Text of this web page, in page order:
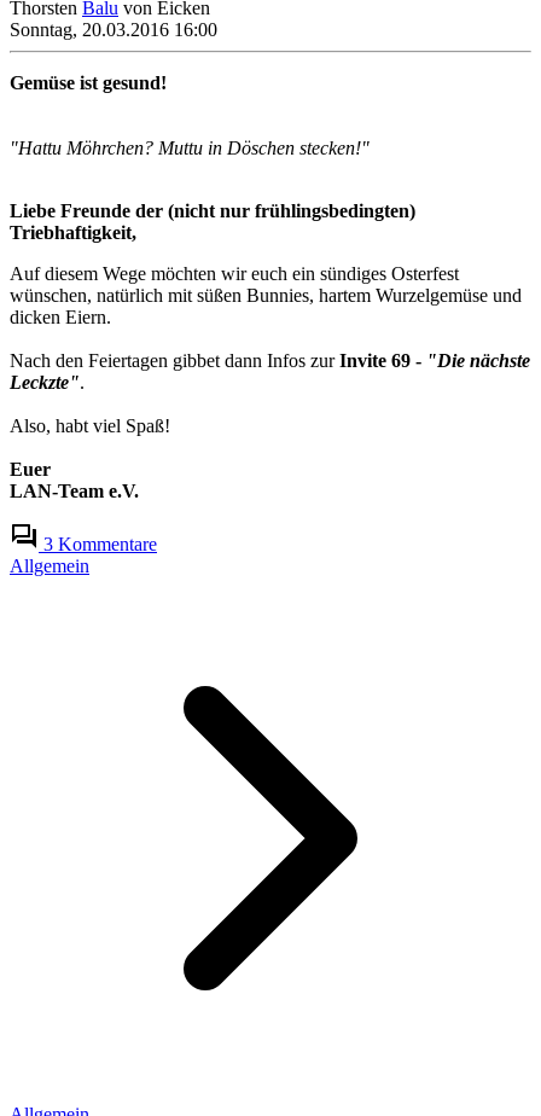
Thorsten Balu von Eicken
Sonntag, 20.03.2016 16:00
Gemüse ist gesund!
"Hattu Möhrchen? Muttu in Döschen stecken!"
Liebe Freunde der (nicht nur frühlingsbedingten)
Triebhaftigkeit,
Auf diesem Wege möchten wir euch ein sündiges Osterfest
wünschen, natürlich mit süßen Bunnies, hartem Wurzelgemüse und
dicken Eiern.
Nach den Feiertagen gibbet dann Infos zurInvite 69 - "Die nächste
Leckzte".
Also, habt viel Spaß!
Euer
LAN-Team e.V.
3 Kommentare
Allgemein